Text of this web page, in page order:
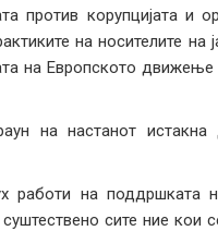
против корупцијата и
на носителите на
на Европското
на настанот
работи на поддршката
сите ние кои